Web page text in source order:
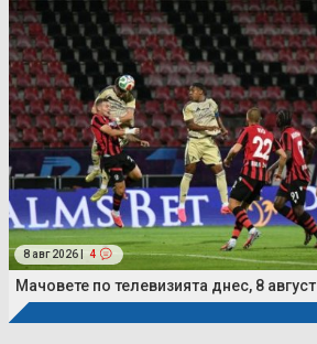
8 авг 2026 | 4
Мачовете по телевизията днес, 8 август